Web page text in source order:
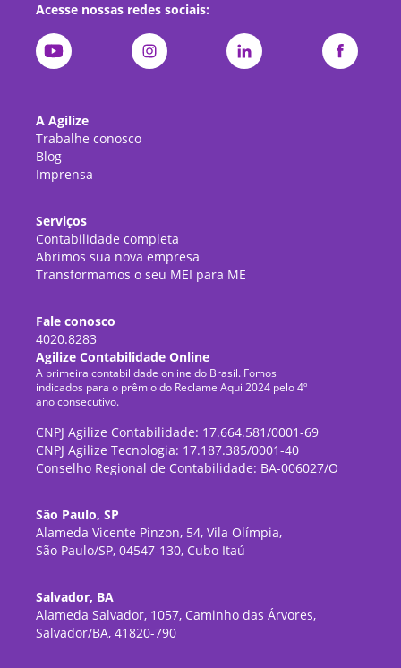
Acesse nossas redes sociais:
A Agilize
Trabalhe conosco
Blog
Imprensa
Serviços
Contabilidade completa
Abrimos sua nova empresa
Transformamos o seu MEI para ME
Fale conosco
4020.8283
Agilize Contabilidade Online
A primeira contabilidade online do Brasil. Fomos
indicados para o prêmio do Reclame Aqui 2024 pelo 4º
ano consecutivo.
CNPJ Agilize Contabilidade: 17.664.581/0001-69
CNPJ Agilize Tecnologia: 17.187.385/0001-40
Conselho Regional de Contabilidade: BA-006027/O
São Paulo, SP
Alameda Vicente Pinzon, 54, Vila Olímpia,
São Paulo/SP, 04547-130, Cubo Itaú
Salvador, BA
Alameda Salvador, 1057, Caminho das Árvores,
Salvador/BA, 41820-790